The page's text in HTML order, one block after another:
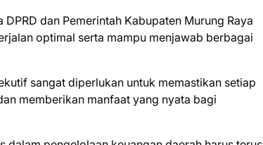
dan Pemerintah Kabupaten Murung Raya
optimal serta mampu menjawab berbagai
sangat diperlukan untuk memastikan setiap
memberikan manfaat yang nyata bagi